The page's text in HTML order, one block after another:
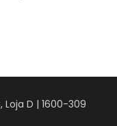
Loja D | 1600-309